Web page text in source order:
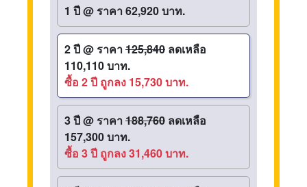
1 ปี@ ราคา 62,920 บาท.
2 ปี@ ราคา125,840 ลดเหลือ
110,110 บาท.
ซื้อ 2 ปี ถูกลง 15,730 บาท.
3 ปี@ ราคา188,760 ลดเหลือ
157,300 บาท.
ซื้อ 3 ปี ถูกลง 31,460 บาท.